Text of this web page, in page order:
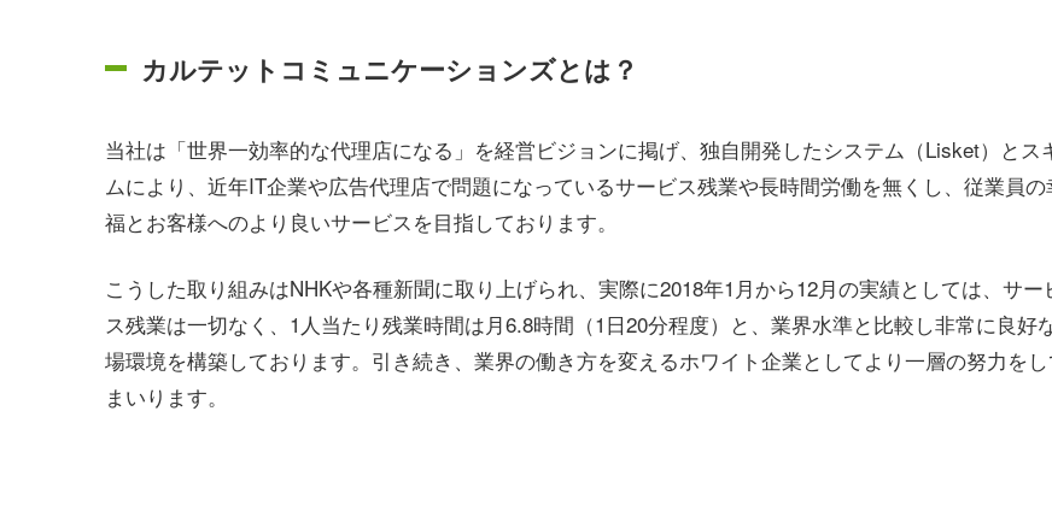
カルテットコミュニケーションズとは？
当社は「世界一効率的な代理店になる」を経営ビジョンに掲げ、独自開発したシステム（Lisket）とス
ムにより、近年IT企業や広告代理店で問題になっているサービス残業や長時間労働を無くし、従業員の
福とお客様へのより良いサービスを目指しております。
こうした取り組みはNHKや各種新聞に取り上げられ、実際に2018年1月から12月の実績としては、サー
ス残業は一切なく、1人当たり残業時間は月6.8時間（1日20分程度）と、業界水準と比較し非常に良好
場環境を構築しております。引き続き、業界の働き方を変えるホワイト企業としてより一層の努力をし
まいります。